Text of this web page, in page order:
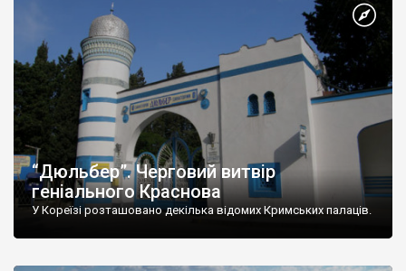
“Дюльбер”. Черговий витвір
геніального Краснова
У Кореїзі розташовано декілька відомих Кримських палаців.